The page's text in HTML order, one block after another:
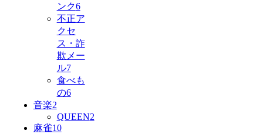
ンク6
不正ア
クセ
ス・詐
欺メー
ル7
食べも
の6
音楽2
QUEEN2
麻雀10